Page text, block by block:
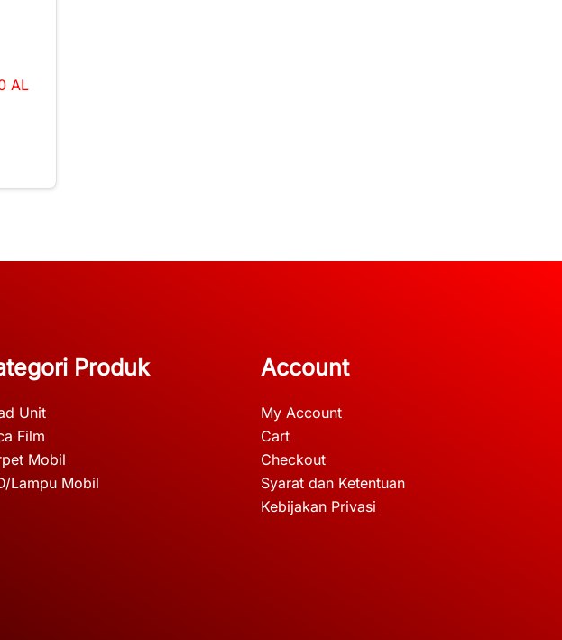
AL
Produk
Unit
Film
Mobil
Lampu Mobil
Account
My Account
Cart
Checkout
Syarat dan Ketentuan
Kebijakan Privasi